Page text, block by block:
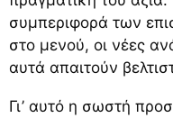
συμπεριφορά των
στο μενού, οι νέες
αυτά απαιτούν
Γι’ αυτό η σωστή